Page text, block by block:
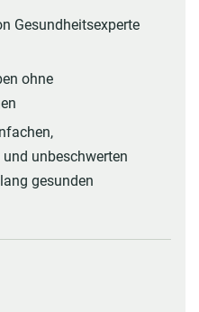
Gesundheitsexperte
ohne
unbeschwerten
gesunden